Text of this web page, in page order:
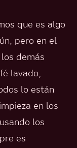
que es algo
pero en el
demás
lavado,
lo están
en los
los
es